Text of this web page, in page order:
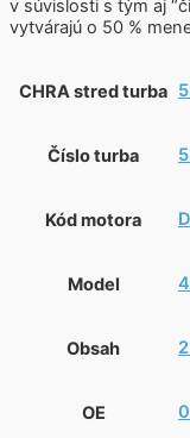
v súvislosti s tým aj
vytvárajú o 50 %
CHRA stred turba
Číslo turba
Kód motora
Model
Obsah
OE